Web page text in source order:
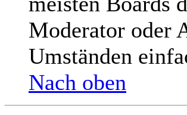
Moderator oder
Umständen
Nach oben